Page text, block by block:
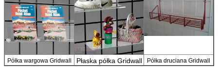
Półka wargowa Gridwall Płaska półka Gridwall Półka druciana Gridwall